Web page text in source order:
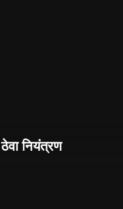
नियंत्रण